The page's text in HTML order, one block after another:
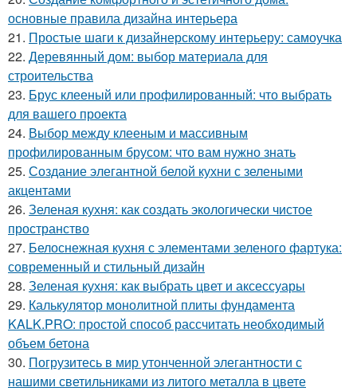
основные правила дизайна интерьера
21. Простые шаги к дизайнерскому интерьеру: самоучка
22. Деревянный дом: выбор материала для
строительства
23. Брус клееный или профилированный: что выбрать
для вашего проекта
24. Выбор между клееным и массивным
профилированным брусом: что вам нужно знать
25. Создание элегантной белой кухни с зелеными
акцентами
26. Зеленая кухня: как создать экологически чистое
пространство
27. Белоснежная кухня с элементами зеленого фартука:
современный и стильный дизайн
28. Зеленая кухня: как выбрать цвет и аксессуары
29. Калькулятор монолитной плиты фундамента
KALK.PRO: простой способ рассчитать необходимый
объем бетона
30. Погрузитесь в мир утонченной элегантности с
нашими светильниками из литого металла в цвете